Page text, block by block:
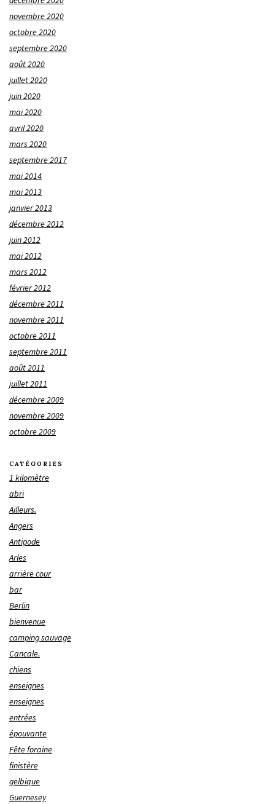
novembre 2020
octobre 2020
septembre 2020
août 2020
juillet 2020
juin 2020
mai 2020
avril 2020
mars 2020
septembre 2017
mai 2014
mai 2013
janvier 2013
décembre 2012
juin 2012
mai 2012
mars 2012
février 2012
décembre 2011
novembre 2011
octobre 2011
septembre 2011
août 2011
juillet 2011
décembre 2009
novembre 2009
octobre 2009
CATÉGORIES
1 kilomètre
abri
Ailleurs.
Angers
Antipode
Arles
arrière cour
bar
Berlin
bienvenue
camping sauvage
Cancale.
chiens
enseignes
enseignes
entrées
épouvante
Fête foraine
finistère
gelbique
Guernesey